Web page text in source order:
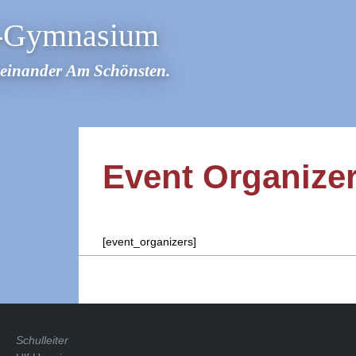
Am Schönsten.
Event
[event_organizers]
Schulleiter